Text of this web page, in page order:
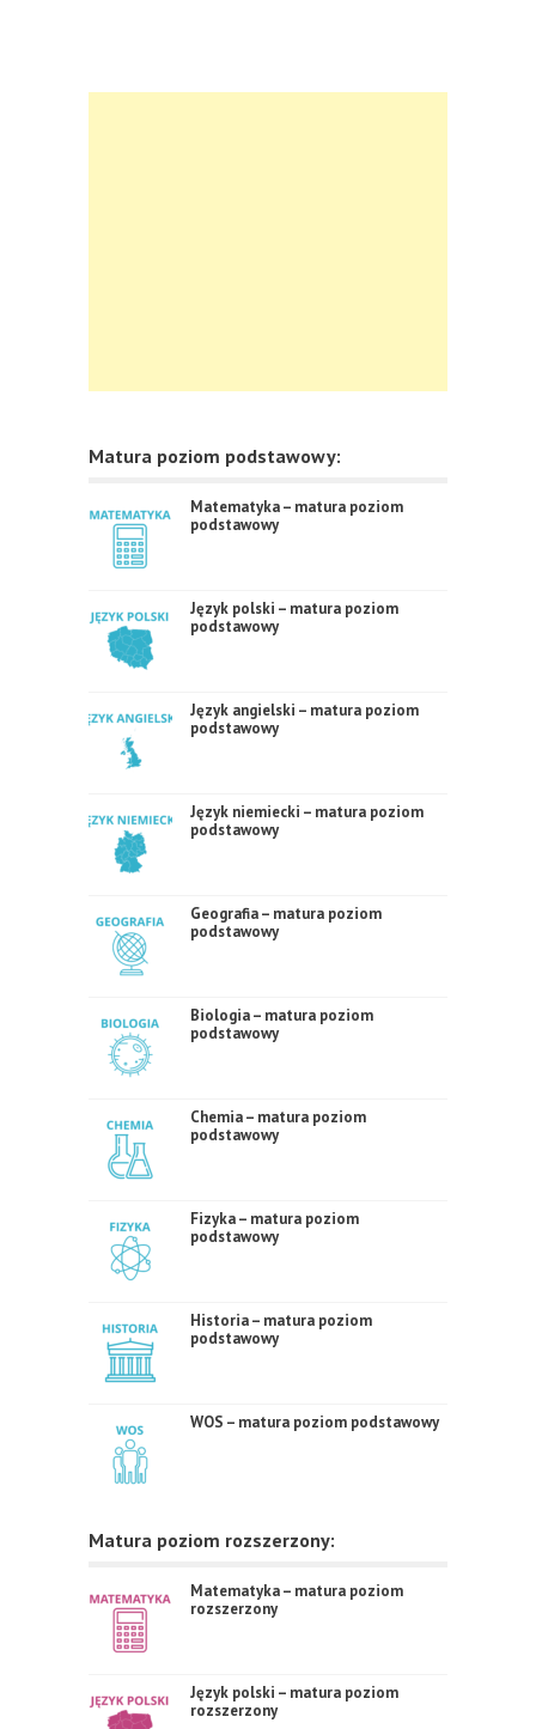
Matura poziom podstawowy:
Matematyka – matura poziom
podstawowy
Język polski – matura poziom
podstawowy
Język angielski – matura poziom
podstawowy
Język niemiecki – matura poziom
podstawowy
Geografia – matura poziom
podstawowy
Biologia – matura poziom
podstawowy
Chemia – matura poziom
podstawowy
Fizyka – matura poziom
podstawowy
Historia – matura poziom
podstawowy
WOS – matura poziom podstawowy
Matura poziom rozszerzony:
Matematyka – matura poziom
rozszerzony
Język polski – matura poziom
rozszerzony